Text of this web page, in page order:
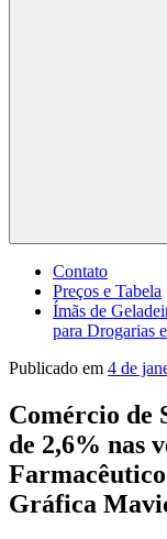
Contato
Preços e Tabela
Ímãs de
para Drogarias
Publicado em 4 de
Comércio de
de 2,6% nas
Gráfica